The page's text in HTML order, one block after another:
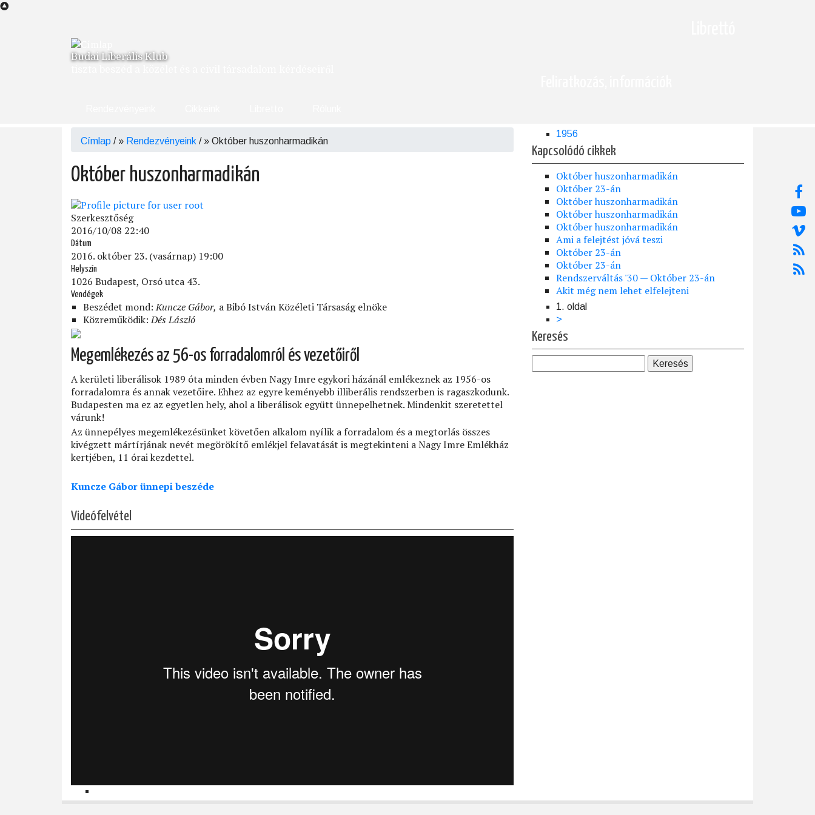
Ugrás
Budai Liberális Klub
Morzsa
Címlap / Rendezvényeink / Október huszonharmadikán
Október huszonharmadikán
Szerkesztőség
2016/10/08 22:40
Dátum
2016. október 23. (vasárnap) 19:00
Helyszín
1026 Budapest, Orsó utca 43.
Vendégek
Beszédet mond:Kuncze Gábor, a Bibó István Közéleti Társaság elnöke
Közreműködik:Dés László
Megemlékezés az 56-os forradalomról és vezetőiről
A kerületi liberálisok 1989 óta minden évben Nagy Imre egykori házánál emlékeznek az 1956-os
forradalomra és annak vezetőire. Ehhez az egyre keményebb illiberális rendszerben is ragaszkodunk.
Budapesten ma ez az egyetlen hely, ahol a liberálisok együtt ünnepelhetnek. Mindenkit szeretettel
várunk!
Az ünnepélyes megemlékezésünket követően alkalom nyílik a forradalom és a megtorlás összes
kivégzett mártírjának nevét megörökítő emlékjel felavatását is megtekinteni a Nagy Imre Emlékház
kertjében, 11 órai kezdettel.
Kuncze Gábor ünnepi beszéde
Videófelvétel
1956
Kapcsolódó cikkek
Október huszonharmadikán
Október 23-án
Október huszonharmadikán
Október huszonharmadikán
Október huszonharmadikán
Ami a felejtést jóvá teszi
Október 23-án
Október 23-án
Rendszerváltás '30 — Október 23-án
Akit még nem lehet elfelejteni
Oldalszámozás
1. oldal
Következő
oldal
>
Keresés